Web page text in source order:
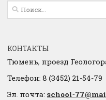
Найти:
КОНТАКТЫ
Тюмень, проезд
Телефон: 8 (3452) 21-54-79
Эл. почта: school-